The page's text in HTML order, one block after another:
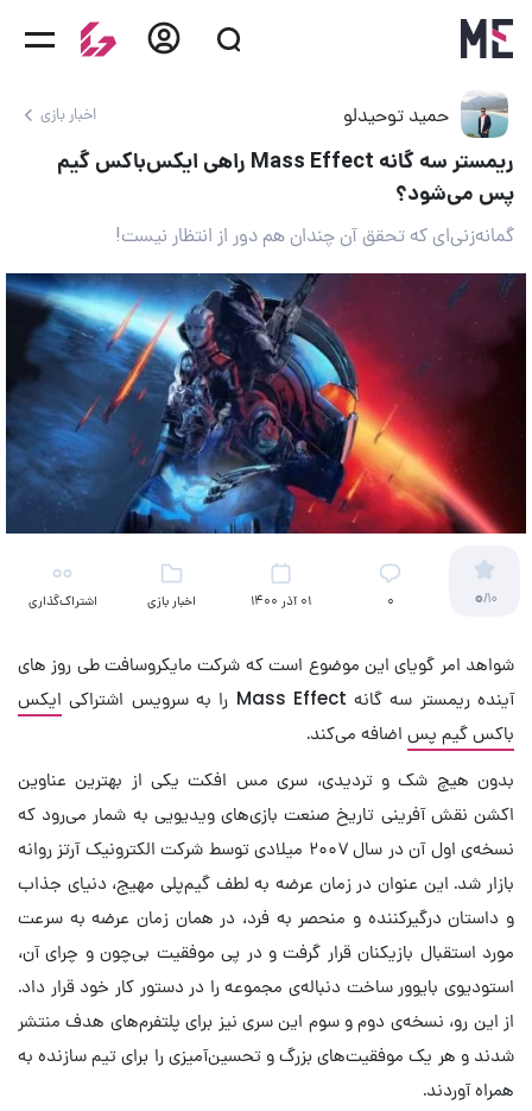
حمید توحیدلو اخبار بازی
ریمستر سه گانه Mass Effect راهی ایکس‌باکس گیم
پس می‌شود؟
گمانه‌زنی‌ای که تحقق آن چندان هم دور از انتظار نیست!
0/10 ۰ 01 آذر 1400 اخبار بازی اشتراک‌گذاری
شواهد امر گویای این موضوع است که شرکت مایکروسافت طی روز های
آینده ریمستر سه گانه Mass Effect را به سرویس اشتراکی
ایکس
باکس گیم پس اضافه می‌کند.
بدون هیچ شک و تردیدی، سری مس افکت یکی از بهترین عناوین
اکشن نقش آفرینی تاریخ صنعت بازی‌های ویدیویی به شمار می‌رود که
نسخه‌ی اول آن در سال ۲۰۰۷ میلادی توسط شرکت الکترونیک آرتز روانه
بازار شد. این عنوان در زمان عرضه به لطف گیم‌پلی مهیج، دنیای جذاب
و داستان درگیرکننده و منحصر به فرد، در همان زمان عرضه به سرعت
مورد استقبال بازیکنان قرار گرفت و در پی موفقیت بی‌چون و چرای آن،
استودیوی بایوور ساخت دنباله‌ی مجموعه را در دستور کار خود قرار داد.
از این رو، نسخه‌ی دوم و سوم این سری نیز برای پلتفرم‌های هدف منتشر
شدند و هر یک موفقیت‌های بزرگ و تحسین‌آمیزی را برای تیم سازنده به
همراه آوردند.